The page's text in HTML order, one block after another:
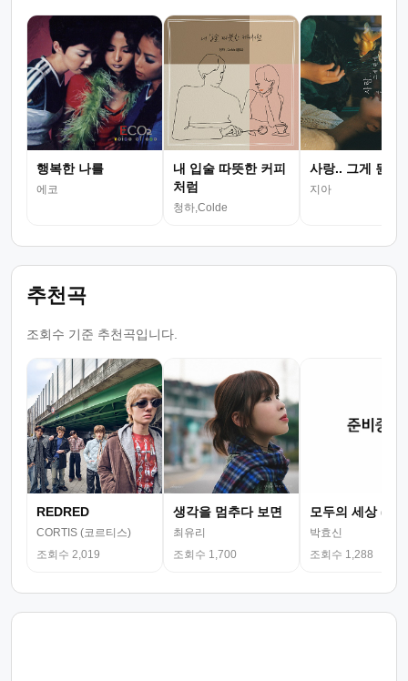
행복한 나를
에코
내 입술 따뜻한 커피
처럼
청하,Colde
사랑.. 그게 뭔데
지아
추천곡
조회수 기준 추천곡입니다.
REDRED
CORTIS (코르티스)
조회수 2,019
생각을 멈추다 보면
최유리
조회수 1,700
모두의 세상 (뮤
박효신
조회수 1,288